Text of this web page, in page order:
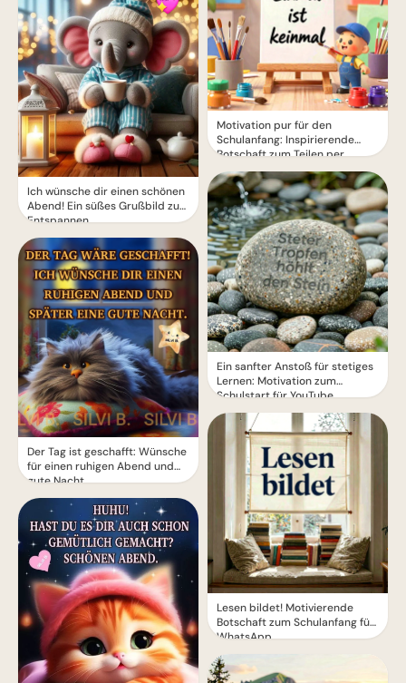
Ich wünsche dir einen schönen
Abend! Ein süßes Grußbild zum
Entspannen
Der Tag ist geschafft: Wünsche
für einen ruhigen Abend und
gute Nacht.
Motivation pur für den
Schulanfang: Inspirierende
Botschaft zum Teilen per
WhatsApp!
Ein sanfter Anstoß für stetiges
Lernen: Motivation zum
Schulstart für YouTube.
Lesen bildet! Motivierende
Botschaft zum Schulanfang für
WhatsApp